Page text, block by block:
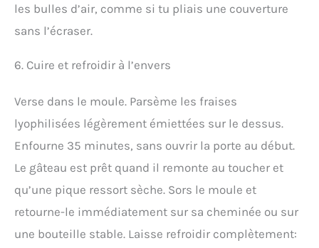
les bulles d’air, comme si tu pliais une couverture
sans l’écraser.
6. Cuire et refroidir à l’envers
Verse dans le moule. Parsème les fraises
lyophilisées légèrement émiettées sur le dessus.
Enfourne 35 minutes, sans ouvrir la porte au début.
Le gâteau est prêt quand il remonte au toucher et
qu’une pique ressort sèche. Sors le moule et
retourne-le immédiatement sur sa cheminée ou sur
une bouteille stable. Laisse refroidir complètement: